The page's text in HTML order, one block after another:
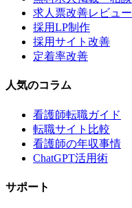
求人票改善レビュー
採用LP制作
採用サイト改善
定着率改善
人気のコラム
看護師転職ガイド
転職サイト比較
看護師の年収事情
ChatGPT活用術
サポート